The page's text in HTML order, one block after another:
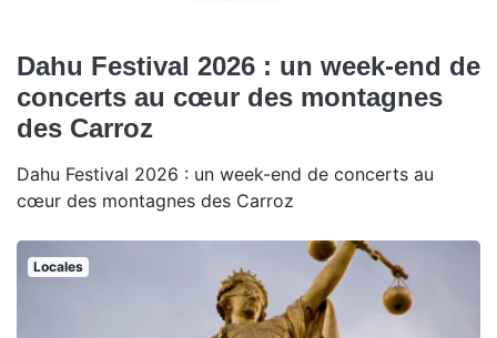
Dahu Festival 2026 : un week-end de
concerts au cœur des montagnes
des Carroz
Dahu Festival 2026 : un week-end de concerts au
cœur des montagnes des Carroz
Locales